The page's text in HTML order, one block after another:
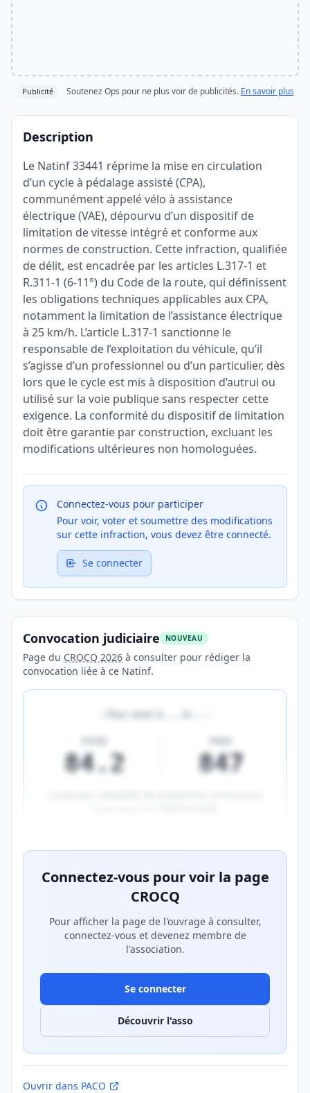
Publicité Soutenez Ops pour ne plus voir de publicités. En savoir plus
Description
Le Natinf 33441 réprime la mise en circulation
d’un cycle à pédalage assisté (CPA),
communément appelé vélo à assistance
électrique (VAE), dépourvu d’un dispositif de
limitation de vitesse intégré et conforme aux
normes de construction. Cette infraction, qualifiée
de délit, est encadrée par les articles L.317-1 et
R.311-1 (6-11°) du Code de la route, qui définissent
les obligations techniques applicables aux CPA,
notamment la limitation de l’assistance électrique
à 25 km/h. L’article L.317-1 sanctionne le
responsable de l’exploitation du véhicule, qu’il
s’agisse d’un professionnel ou d’un particulier, dès
lors que le cycle est mis à disposition d’autrui ou
utilisé sur la voie publique sans respecter cette
exigence. La conformité du dispositif de limitation
doit être garantie par construction, excluant les
modifications ultérieures non homologuées.
Connectez-vous pour participer
Pour voir, voter et soumettre des modifications
sur cette infraction, vous devez être connecté.
Se connecter
Convocation judiciaire NOUVEAU
Page du CROCQ 2026 à consulter pour rédiger la
convocation liée à ce Natinf.
Pour avoir à
84.2 847
Connectez-vous pour voir la page
CROCQ
Pour afficher la page de l'ouvrage à consulter,
connectez-vous et devenez membre de
l'association.
Se connecter
Découvrir l'asso
Ouvrir dans PACO